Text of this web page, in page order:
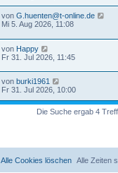
von G.huenten@t-online.de
Mi 5. Aug 2026, 11:08
von Happy
Fr 31. Jul 2026, 11:45
von burki1961
Fr 31. Jul 2026, 10:00
Die Suche ergab 4
Alle Zeiten
Alle Cookies löschen